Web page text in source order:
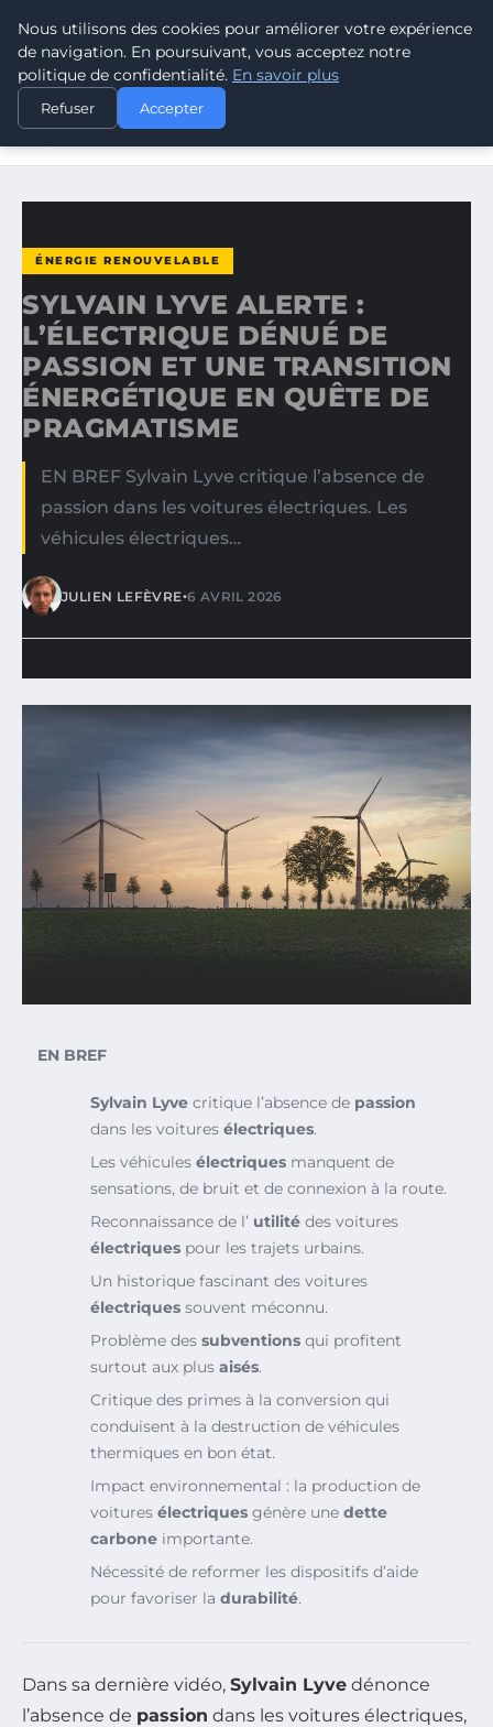
CLIMATE RESPONSE BLOG
ACCUEIL
ÉNERGIE RENOUVELABLE
SYLVAIN LYVE ALERTE : L’ÉLECTRIQUE DÉNUÉ DE PASSION
ÉNERGIE RENOUVELABLE
SYLVAIN LYVE ALERTE :
L’ÉLECTRIQUE DÉNUÉ DE
PASSION ET UNE TRANSITION
ÉNERGÉTIQUE EN QUÊTE DE
PRAGMATISME
EN BREF Sylvain Lyve critique l’absence de
passion dans les voitures électriques. Les
véhicules électriques…
JULIEN LEFÈVRE•6 AVRIL 2026
EN BREF
Sylvain Lyve critique l’absence de passion
dans les voitures électriques.
Les véhicules électriques manquent de
sensations, de bruit et de connexion à la route.
Reconnaissance de l’ utilité des voitures
électriques pour les trajets urbains.
Un historique fascinant des voitures
électriques souvent méconnu.
Problème des subventions qui profitent
surtout aux plus aisés.
Critique des primes à la conversion qui
conduisent à la destruction de véhicules
thermiques en bon état.
Impact environnemental : la production de
voitures électriques génère une dette
carbone importante.
Nécessité de reformer les dispositifs d’aide
pour favoriser la durabilité.
Dans sa dernière vidéo, Sylvain Lyve dénonce
l’absence de passion dans les voitures électriques,
Nous utilisons des cookies pour améliorer votre expérience
de navigation. En poursuivant, vous acceptez notre
politique de confidentialité. En savoir plus
Refuser Accepter